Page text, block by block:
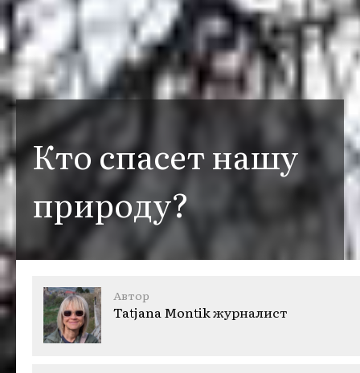
Кто спасет нашу
природу?
Автор
Tatjana Montikжурналист